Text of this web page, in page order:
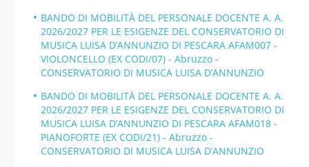
BANDO DI MOBILITÀ DEL PERSONALE DOCENTE A. A.
2026/2027 PER LE ESIGENZE DEL CONSERVATORIO DI
MUSICA LUISA D’ANNUNZIO DI PESCARA AFAM007 -
VIOLONCELLO (EX CODI/07) - Abruzzo -
CONSERVATORIO DI MUSICA LUISA D’ANNUNZIO
BANDO DI MOBILITÀ DEL PERSONALE DOCENTE A. A.
2026/2027 PER LE ESIGENZE DEL CONSERVATORIO DI
MUSICA LUISA D’ANNUNZIO DI PESCARA AFAM018 -
PIANOFORTE (EX CODI/21) - Abruzzo -
CONSERVATORIO DI MUSICA LUISA D’ANNUNZIO